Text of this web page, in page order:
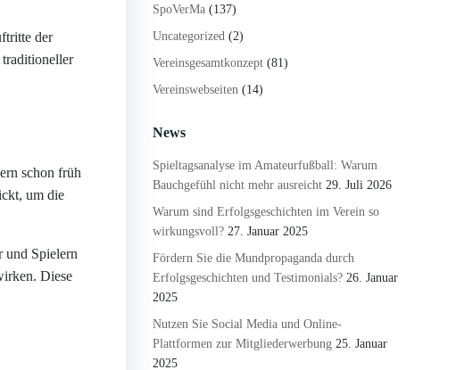
der
traditioneller
schon früh
um die
und Spielern
Diese
SpoVerMa (137)
Uncategorized (2)
Vereinsgesamtkonzept (81)
Vereinswebseiten (14)
News
Spieltagsanalyse im Amateurfußball: Warum
Bauchgefühl nicht mehr ausreicht 29. Juli 2026
Warum sind Erfolgsgeschichten im Verein so
wirkungsvoll? 27. Januar 2025
Fördern Sie die Mundpropaganda durch
Erfolgsgeschichten und Testimonials? 26. Januar
2025
Nutzen Sie Social Media und Online-
Plattformen zur Mitgliederwerbung 25. Januar
2025